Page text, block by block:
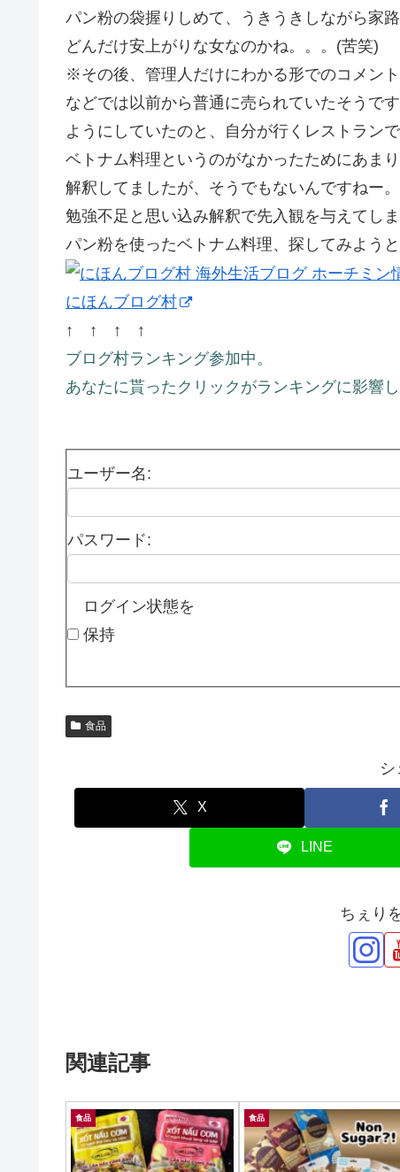
パン粉の袋握りしめて、うきうきしながら家路
どんだけ安上がりな女なのかね。。。(苦笑)
※その後、管理人だけにわかる形でのコメン
などでは以前から普通に売られていたそうで
ようにしていたのと、自分が行くレストラン
ベトナム料理というのがなかったためにあま
解釈してましたが、そうでもないんですねー。
勉強不足と思い込み解釈で先入観を与えてし
パン粉を使ったベトナム料理、探してみよう
にほんブログ村
↑ ↑ ↑ ↑
ブログ村ランキング参加中。
あなたに貰ったクリックがランキングに影響
ユーザー名:
パスワード:
ログイン状態を
保持
食品
シ
X
LINE
ちぇり
関連記事
食品 食品